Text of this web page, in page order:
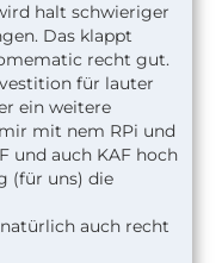
halt schwieriger
Das klappt
recht gut.
für lauter
ein weitere
mit nem RPi und
und auch KAF hoch
(für uns) die
auch recht